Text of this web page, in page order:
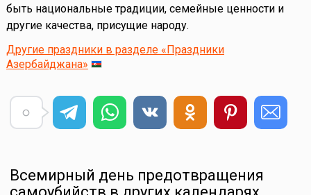
быть национальные традиции, семейные ценности и
другие качества, присущие народу.
Другие праздники в разделе «Праздники
Азербайджана»
Всемирный день предотвращения